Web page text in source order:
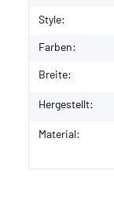
Style:
Farben:
Breite:
Hergestellt:
Material: